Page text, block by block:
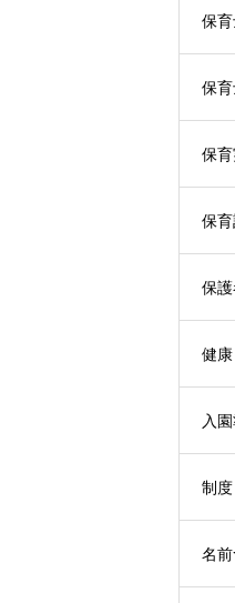
保
保
保
保
保
健
入
制
名